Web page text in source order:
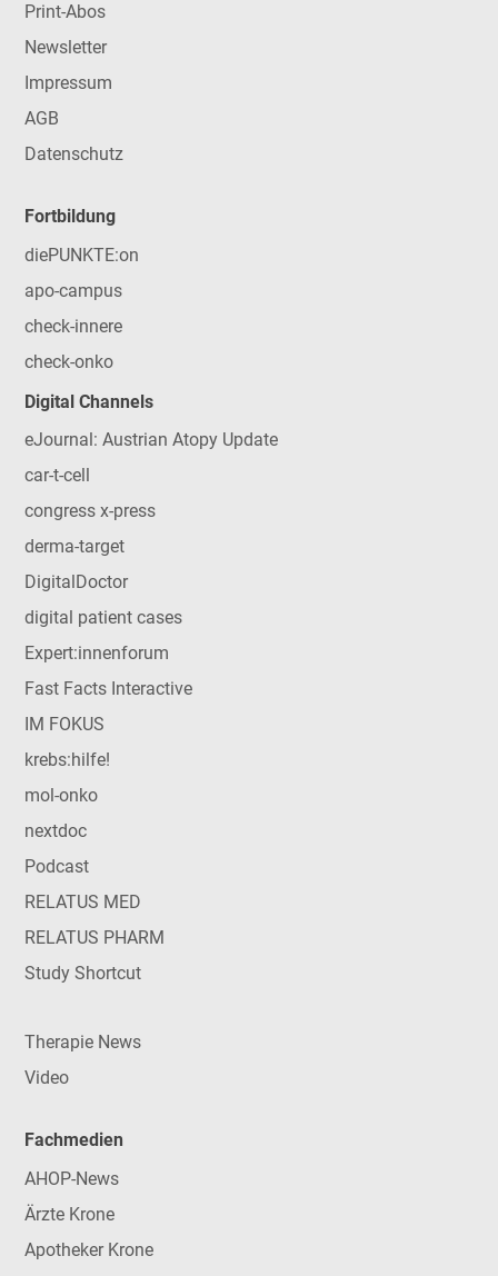
Print-Abos
Newsletter
Impressum
AGB
Datenschutz
Fortbildung
diePUNKTE:on
apo-campus
check-innere
check-onko
Digital Channels
eJournal: Austrian Atopy Update
car-t-cell
congress x-press
derma-target
DigitalDoctor
digital patient cases
Expert:innenforum
Fast Facts Interactive
IM FOKUS
krebs:hilfe!
mol-onko
nextdoc
Podcast
RELATUS MED
RELATUS PHARM
Study Shortcut
Therapie News
Video
Fachmedien
AHOP-News
Ärzte Krone
Apotheker Krone